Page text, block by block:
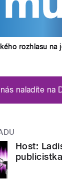
rozhlasu na
naladíte na
Host: